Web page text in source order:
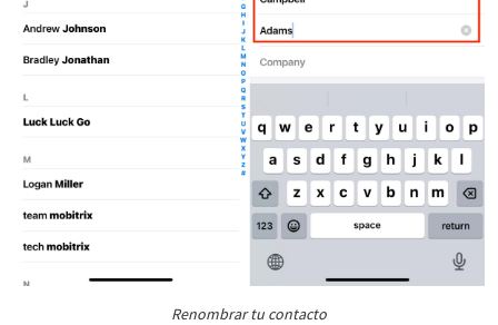
Renombrar tu contacto